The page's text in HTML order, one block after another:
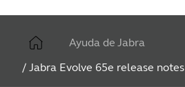
Ayuda de Jabra
/ Jabra Evolve 65e release notes